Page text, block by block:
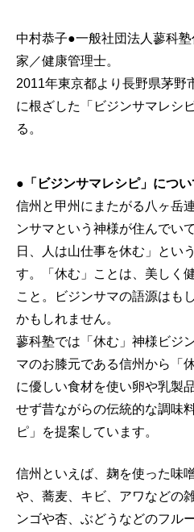
中村恭子●一般社団法人蓼科
家／健康管理士。
2011年東京都より長野県茅野
に根ざした「ビジンサマレシ
る。
●「ビジンサマレシピ」につい
信州と甲州にまたがる八ヶ岳
ンサマとい う神様が住んでい
日、
人は山仕事を休む」とい
す。「休む」ことは、美しく
こと。ビジンサマの語源はも
かもしれません。
蓼科塾では「休む」神様ビジ
マのお膝元である信州から「休
に優しい食材を使い卵や乳製
せず昔ながらの伝統的な調味
ピ」を提案しています。
信州といえば、麹を使った味
や、蕎麦、 キビ、アワなどの
ンゴや杏、 ぶどうなどのフル